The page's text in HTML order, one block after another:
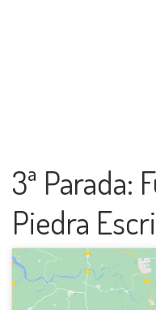
3ª Parada:
Piedra